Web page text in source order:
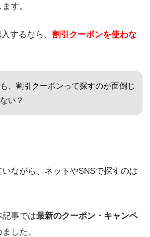
す。
するなら、 割引クーポンを使わな
、割引クーポンって探すのが面倒じ
い？
ながら、ネットやSNSで探すのは
記事では最新のクーポン・キャンペ
した。